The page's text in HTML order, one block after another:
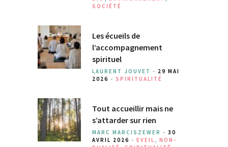
SOCIÉTÉ
Les écueils de
l’accompagnement
spirituel
LAURENT JOUVET - 29 MAI
2026 - SPIRITUALITÉ
Tout accueillir mais ne
s’attarder sur rien
MARC MARCISZEWER - 30
AVRIL 2026 - EVEIL , NON-